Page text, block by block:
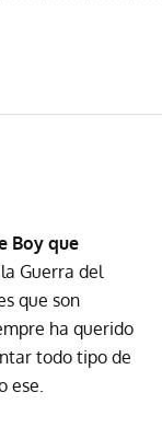
Boy que
Guerra del
que son
ha querido
todo tipo de
ese.